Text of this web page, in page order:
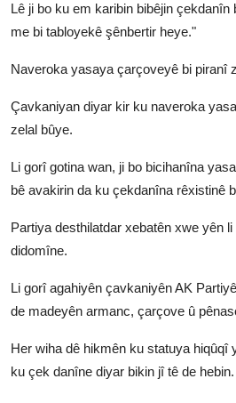
Lê ji bo ku em karibin bibêjin
me bi tabloyekê şênbertir heye."
Naveroka yasaya çarçoveyê bi piranî
Çavkaniyan diyar kir ku naveroka
zelal bûye.
Li gorî gotina wan, ji bo bicihanîna
bê avakirin da ku çekdanîna rêxistinê
Partiya desthilatdar xebatên xwe yên
didomîne.
Li gorî agahiyên çavkaniyên AK
de madeyên armanc, çarçove û
Her wiha dê hikmên ku statuya hiqûqî
ku çek danîne diyar bikin jî tê de hebin.